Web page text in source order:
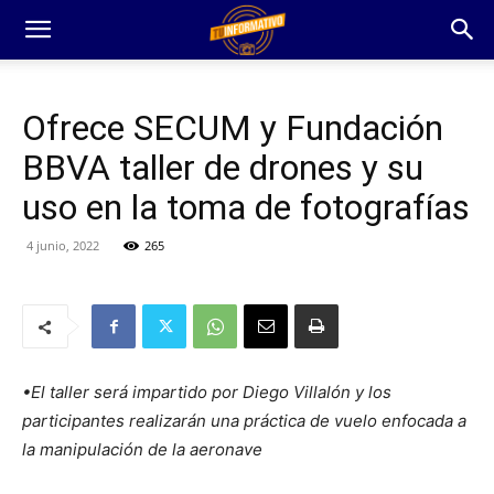
Ofrece SECUM y Fundación
BBVA taller de drones y su
uso en la toma de fotografías
4 junio, 2022 265
•El taller será impartido por Diego Villalón y los
participantes realizarán una práctica de vuelo enfocada a
la manipulación de la aeronave